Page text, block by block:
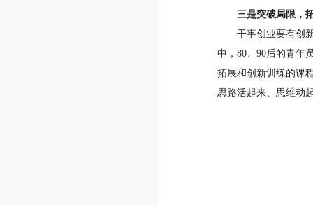
三是突破局限，
干事创业要有创
中，80、90后的青年
拓展和创新训练的课
思路活起来、思维动